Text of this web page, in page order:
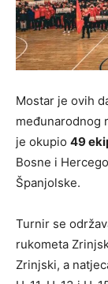
Mostar je ovih
međunarodnog
je okupio 49
Bosne i
Španjolske.
Turnir se
rukometa
Zrinjski, a